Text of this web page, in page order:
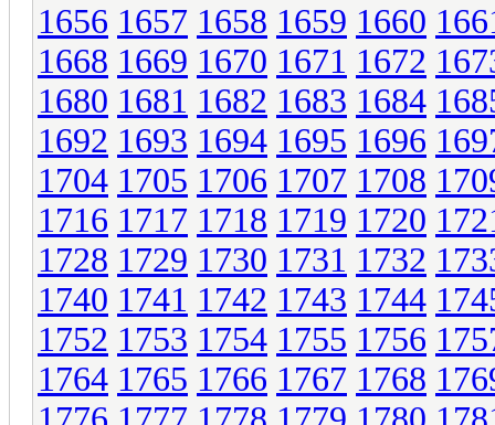
1656 1657 1658 1659 1660
1668 1669 1670 1671 1672
1680 1681 1682 1683 1684
1692 1693 1694 1695 1696
1704 1705 1706 1707 1708
1716 1717 1718 1719 1720
1728 1729 1730 1731 1732
1740 1741 1742 1743 1744
1752 1753 1754 1755 1756
1764 1765 1766 1767 1768